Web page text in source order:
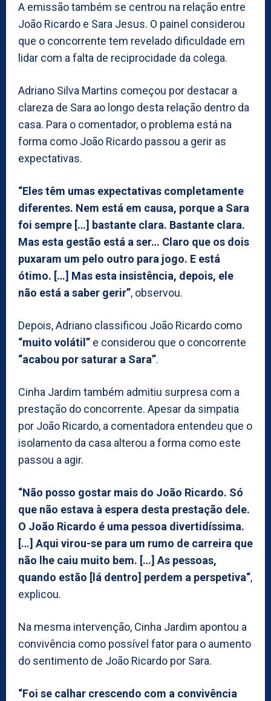
A emissão também se centrou na relação entre
João Ricardo e Sara Jesus. O painel considerou
que o concorrente tem revelado dificuldade em
lidar com a falta de reciprocidade da colega.
Adriano Silva Martins começou por destacar a
clareza de Sara ao longo desta relação dentro da
casa. Para o comentador, o problema está na
forma como João Ricardo passou a gerir as
expectativas.
“Eles têm umas expectativas completamente
diferentes. Nem está em causa, porque a Sara
foi sempre […] bastante clara. Bastante clara.
Mas esta gestão está a ser… Claro que os dois
puxaram um pelo outro para jogo. E está
ótimo. […] Mas esta insistência, depois, ele
não está a saber gerir”, observou.
Depois, Adriano classificou João Ricardo como
“muito volátil” e considerou que o concorrente
“acabou por saturar a Sara”.
Cinha Jardim também admitiu surpresa com a
prestação do concorrente. Apesar da simpatia
por João Ricardo, a comentadora entendeu que o
isolamento da casa alterou a forma como este
passou a agir.
“Não posso gostar mais do João Ricardo. Só
que não estava à espera desta prestação dele.
O João Ricardo é uma pessoa divertidíssima.
[…] Aqui virou-se para um rumo de carreira que
não lhe caiu muito bem. […] As pessoas,
quando estão [lá dentro] perdem a perspetiva“,
explicou.
Na mesma intervenção, Cinha Jardim apontou a
convivência como possível fator para o aumento
do sentimento de João Ricardo por Sara.
“Foi se calhar crescendo com a convivência